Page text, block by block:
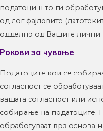
податоци што ги
од лог фајловите
одделно од Вашите лични
Рокови за чување
Податоците кои се
согласност се
вашата согласност или
собирање на податоците.
обработуваат врз основа